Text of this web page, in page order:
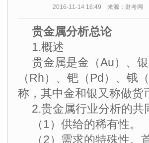
2016-11-14 16:49 来源：财考网
贵金属分析总论
1.概述
贵金属是金（Au）、
（Rh）、钯（Pd）、锇
称，其中金和银又称做货
2.贵金属行业分析的共
（1）供给的稀有性。
（2）需求的特殊性